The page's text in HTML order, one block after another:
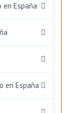
en España
en España